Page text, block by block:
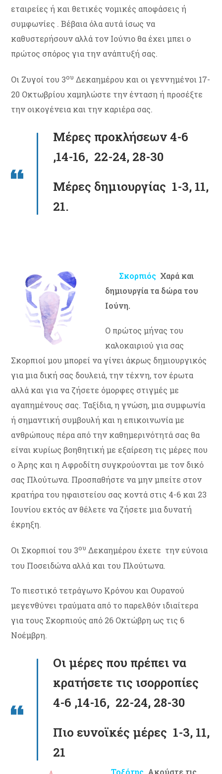
εταιρείες ή και θετικές νομικές αποφάσεις ή
συμφωνίες . Βέβαια όλα αυτά ίσως να
καθυστερήσουν αλλά τον Ιούνιο θα έχει μπει ο
πρώτος σπόρος για την ανάπτυξή σας.
Οι Ζυγοί του 3ου Δεκαημέρου και οι γεννημένοι 17-
20 Οκτωβρίου χαμηλώστε την ένταση ή προσέξτε
την οικογένεια και την καριέρα σας.
Μέρες προκλήσεων 4-6
,14-16, 22-24, 28-30
Μέρες δημιουργίας 1-3, 11,
21.
Σκορπιός Χαρά και
δημιουργία τα δώρα του
Ιούνη.
Ο πρώτος μήνας του
καλοκαιριού για σας
Σκορπιοί μου μπορεί να γίνει άκρως δημιουργικός
για μια δική σας δουλειά, την τέχνη, τον έρωτα
αλλά και για να ζήσετε όμορφες στιγμές με
αγαπημένους σας. Ταξίδια, η γνώση, μια συμφωνία
ή σημαντική συμβουλή και η επικοινωνία με
ανθρώπους πέρα από την καθημερινότητά σας θα
είναι κυρίως βοηθητική με εξαίρεση τις μέρες που
ο Άρης και η Αφροδίτη συγκρούονται με τον δικό
σας Πλούτωνα. Προσπαθήστε να μην μπείτε στον
κρατήρα του ηφαιστείου σας κοντά στις 4-6 και 23
Ιουνίου εκτός αν θέλετε να ζήσετε μια δυνατή
έκρηξη.
Οι Σκορπιοί του 3ου Δεκαημέρου έχετε την εύνοια
του Ποσειδώνα αλλά και του Πλούτωνα.
Το πιεστικό τετράγωνο Κρόνου και Ουρανού
μεγενθύνει τραύματα από το παρελθόν ιδιαίτερα
για τους Σκορπιούς από 26 Οκτώβρη ως τις 6
Νοέμβρη.
Οι μέρες που πρέπει να
κρατήσετε τις ισορροπίες
4-6 ,14-16, 22-24, 28-30
Πιο ευνοϊκές μέρες 1-3, 11,
21
Τοξότης Ακούστε τις